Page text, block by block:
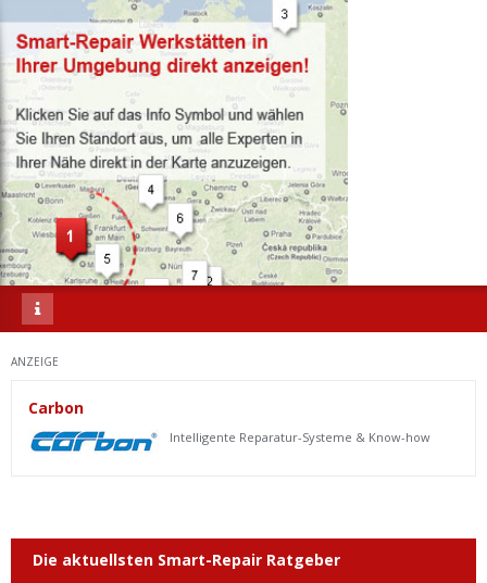
ANZEIGE
Carbon
Intelligente Reparatur-Systeme & Know-how
Die aktuellsten Smart-Repair Ratgeber